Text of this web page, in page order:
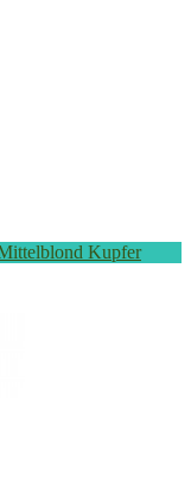
Kupfer